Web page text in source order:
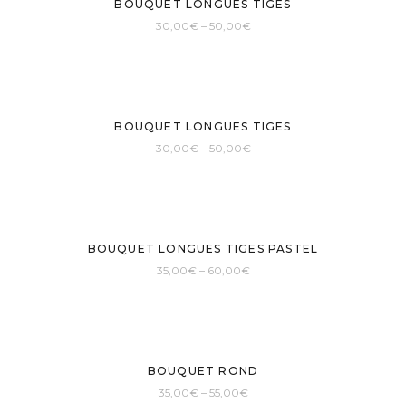
BOUQUET LONGUES TIGES
30,00€ – 50,00€
BOUQUET LONGUES TIGES
30,00€ – 50,00€
BOUQUET LONGUES TIGES PASTEL
35,00€ – 60,00€
BOUQUET ROND
35,00€ – 55,00€